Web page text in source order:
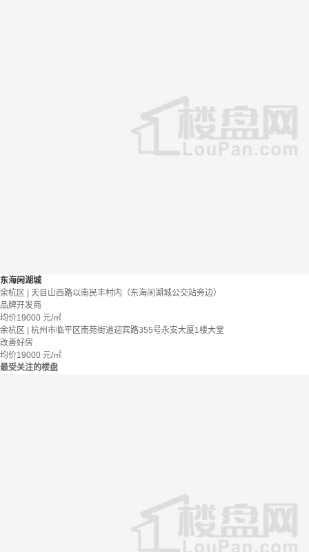
东海闲湖城
余杭区 | 天目山西路以南民丰村内（东海闲湖城公交站旁边）
品牌开发商
均价19000 元/㎡
余杭区 | 杭州市临平区南苑街道迎宾路355号永安大厦1楼大堂
改善好房
均价19000 元/㎡
最受关注的楼盘